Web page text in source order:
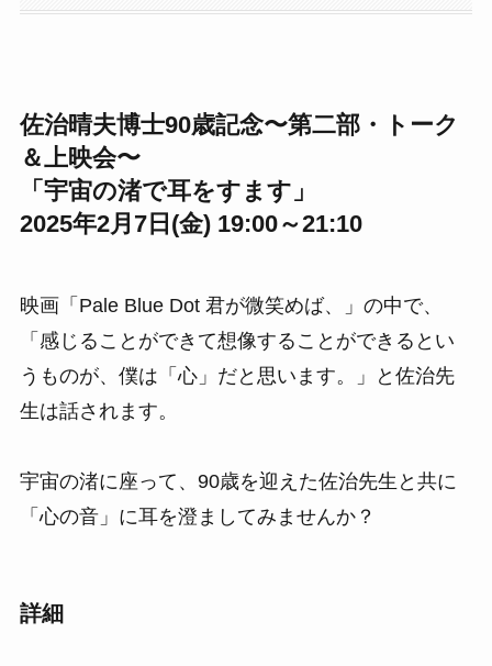
佐治晴夫博士90歳記念〜第二部・トーク
＆上映会〜
「宇宙の渚で耳をすます」
2025年2月7日(金) 19:00～21:10
映画「Pale Blue Dot 君が微笑めば、」の中で、
「感じることができて想像することができるとい
うものが、僕は「心」だと思います。」と佐治先
生は話されます。
宇宙の渚に座って、90歳を迎えた佐治先生と共に
「心の音」に耳を澄ましてみませんか？
詳細